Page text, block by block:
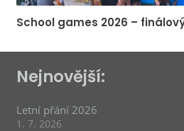
School games 2026 –
Nejnovější:
Letní přání 2026
1. 7. 2026